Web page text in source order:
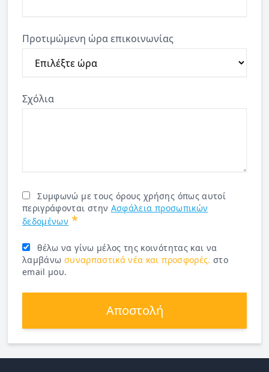
Προτιμώμενη ώρα επικοινωνίας
Σχόλια
Συμφωνώ με τους όρους χρήσης όπως αυτοί
περιγράφονται στην Ασφάλεια προσωπικών
δεδομένων *
θέλω να γίνω μέλος της κοινότητας και να
λαμβάνω συναρπαστικά νέα και προσφορές. στο
email μου.
Αποστολή